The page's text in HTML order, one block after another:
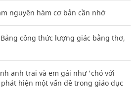
nguyên hàm cơ bản cần nhớ
công thức lượng giác bằng thơ,
anh trai và em gái như 'chó với
hiện một vấn đề trong giáo dục